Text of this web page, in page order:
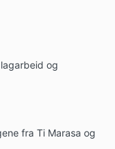
og
fra Ti Marasa og